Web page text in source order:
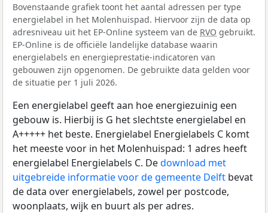
Bovenstaande grafiek toont het aantal adressen per type
energielabel in het Molenhuispad. Hiervoor zijn de data op
adresniveau uit het EP-Online systeem van de RVO gebruikt.
EP-Online is de officiële landelijke database waarin
energielabels en energieprestatie-indicatoren van
gebouwen zijn opgenomen. De gebruikte data gelden voor
de situatie per 1 juli 2026.
Een energielabel geeft aan hoe energiezuinig een
gebouw is. Hierbij is G het slechtste energielabel en
A+++++ het beste. Energielabel Energielabels C komt
het meeste voor in het Molenhuispad: 1 adres heeft
energielabel Energielabels C. Dedownload met
uitgebreide informatie voor de gemeente Delft bevat
de data over energielabels, zowel per postcode,
woonplaats, wijk en buurt als per adres.